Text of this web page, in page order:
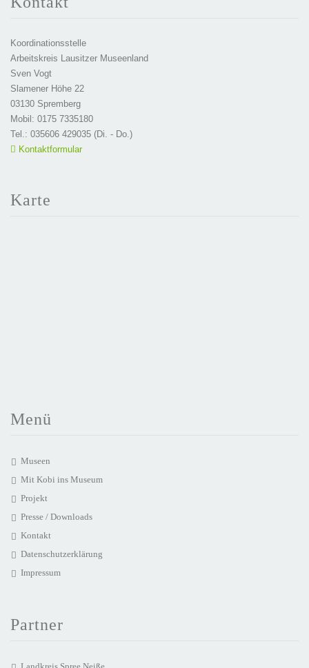
Koordinationsstelle
Arbeitskreis Lausitzer Museenland
Sven Vogt
Slamener Höhe 22
03130 Spremberg
Mobil: 0175 7335180
Tel.: 035606 429035 (Di. - Do.)
Kontaktformular
Karte
Menü
Museen
Mit Kobi ins Museum
Projekt
Presse / Downloads
Kontakt
Datenschutzerklärung
Impressum
Partner